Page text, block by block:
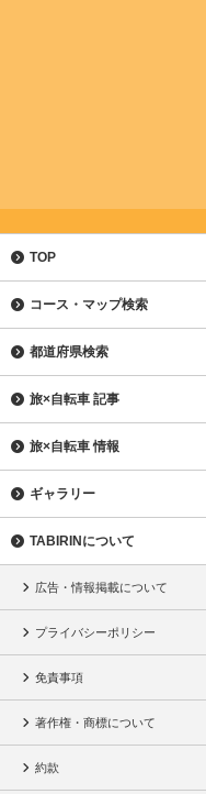
TOP
コース・マップ検索
都道府県検索
旅×自転車 記事
旅×自転車 情報
ギャラリー
TABIRINについて
広告・情報掲載について
プライバシーポリシー
免責事項
著作権・商標について
約款